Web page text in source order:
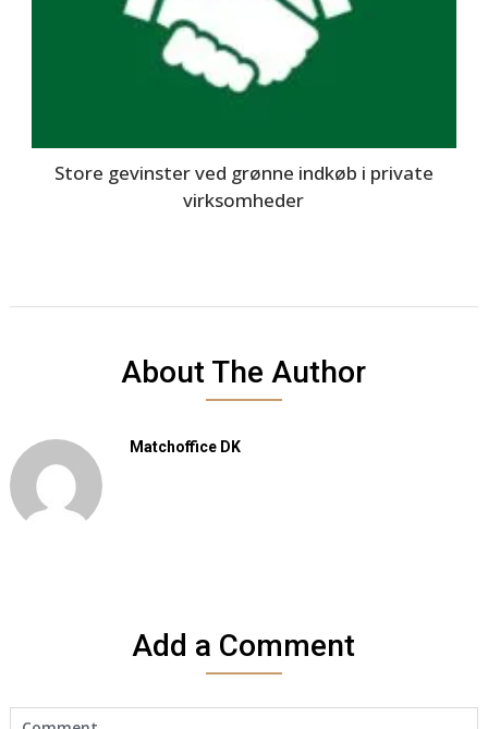
Store gevinster ved grønne indkøb i private
virksomheder
About The Author
Matchoffice DK
Add a Comment